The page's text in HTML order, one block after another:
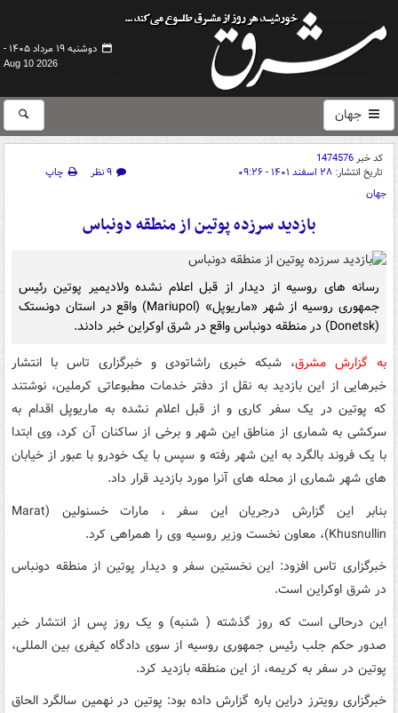
دوشنبه ۱۹ مرداد ۱۴۰۵ -
Aug 10 2026
جهان
کد خبر1474576
تاریخ انتشار: ۲۸ اسفند ۱۴۰۱ - ۰۹:۲۶ ۹ نظر
چاپ
جهان
بازدید سرزده پوتین از منطقه دونباس
رسانه های روسیه از دیدار از قبل اعلام نشده ولادیمیر پوتین رئیس
جمهوری روسیه از شهر «ماریوپل» (Mariupol) واقع در استان دونستک
(Donetsk) در منطقه دونباس واقع در شرق اوکراین خبر دادند.
به گزارش مشرق، شبکه خبری راشاتودی و خبرگزاری تاس با انتشار
خبرهایی از این بازدید به نقل از دفتر خدمات مطبوعاتی کرملین، نوشتند
که پوتین در یک سفر کاری و از قبل اعلام نشده به ماریوپل اقدام به
سرکشی به شماری از مناطق این شهر و برخی از ساکنان آن کرد، وی ابتدا
با یک فروند بالگرد به این شهر رفته و سپس با یک خودرو با عبور از خیابان
های شهر شماری از محله های آنرا مورد بازدید قرار داد.
بنابر این گزارش درجریان این سفر ، مارات خسنولین (Marat
Khusnullin)، معاون نخست وزیر روسیه وی را همراهی کرد.
خبرگزاری تاس افزود: این نخستین سفر و دیدار پوتین از منطقه دونباس
در شرق اوکراین است.
این درحالی است که روز گذشته ( شنبه) و یک روز پس از انتشار خبر
صدور حکم جلب رئیس جمهوری روسیه از سوی دادگاه کیفری بین المللی،
پوتین در سفر به کریمه، از این منطقه بازدید کرد.
خبرگزاری رویترز دراین باره گزارش داده بود: پوتین در نهمین سالگرد الحاق